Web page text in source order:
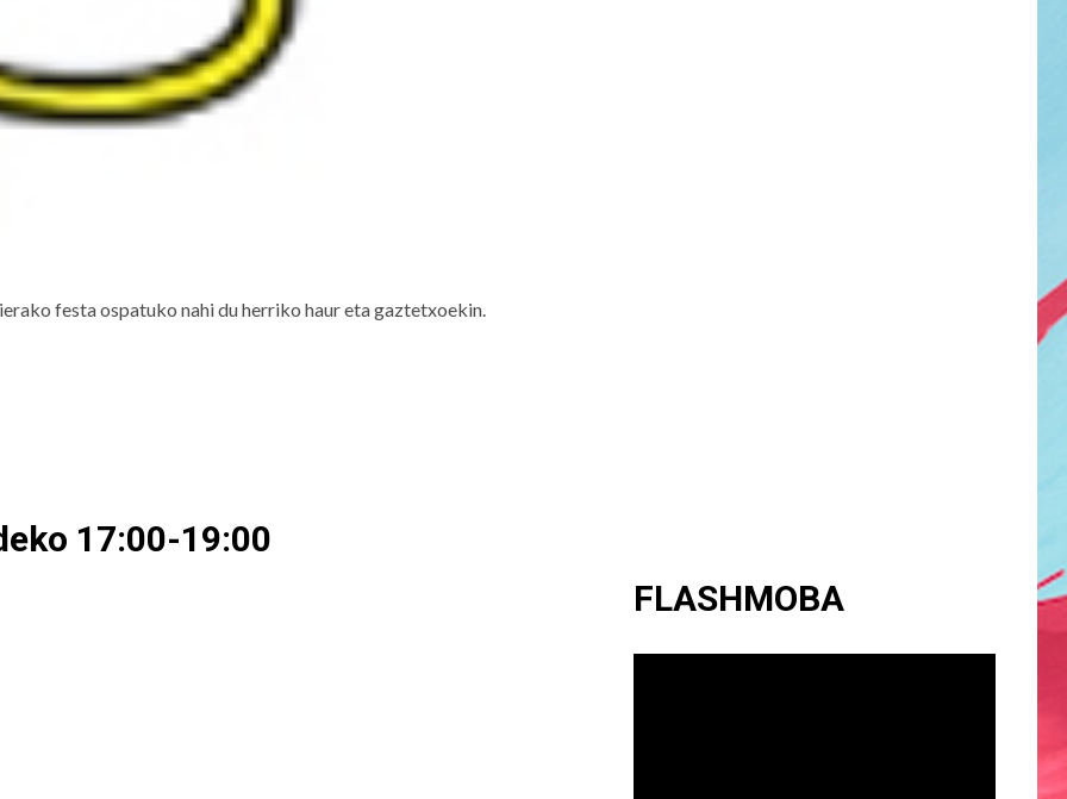
festa ospatuko nahi du herriko haur eta gaztetxoekin.
17:00-19:00
FLASHMOBA